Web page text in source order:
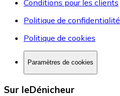
Conditions pour les clients
Politique de confidentialité
Politique de cookies
Paramètres de cookies
Sur leDénicheur